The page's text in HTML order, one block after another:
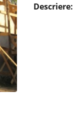
Descriere: